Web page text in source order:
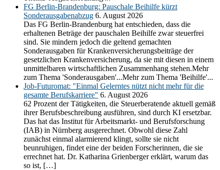
FG Berlin-Brandenburg: Pauschale Beihilfe kürzt
Sonderausgabenabzug 6. August 2026
Das FG Berlin-Brandenburg hat entschieden, dass die
erhaltenen Beträge der pauschalen Beihilfe zwar steuerfrei
sind. Sie mindern jedoch die geltend gemachten
Sonderausgaben für Krankenversicherungsbeiträge der
gesetzlichen Krankenversicherung, da sie mit diesen in einem
unmittelbaren wirtschaftlichen Zusammenhang stehen.Mehr
zum Thema 'Sonderausgaben'...Mehr zum Thema 'Beihilfe'...
Job-Futuromat: "Einmal Gelerntes nützt nicht mehr für die
gesamte Berufskarriere" 6. August 2026
62 Prozent der Tätigkeiten, die Steuerberatende aktuell gemäß
ihrer Berufsbeschreibung ausführen, sind durch KI ersetzbar.
Das hat das Institut für Arbeitsmarkt- und Berufsforschung
(IAB) in Nürnberg ausgerechnet. Obwohl diese Zahl
zunächst einmal alarmierend klingt, sollte sie nicht
beunruhigen, findet eine der beiden Forscherinnen, die sie
errechnet hat. Dr. Katharina Grienberger erklärt, warum das
so ist, […]